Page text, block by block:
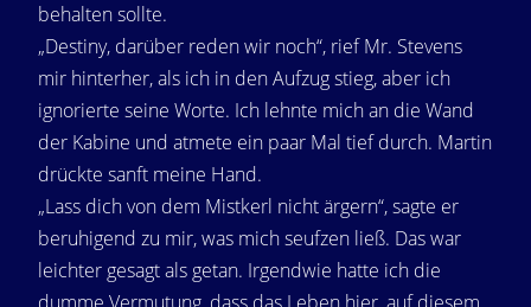
behalten sollte.
„Destiny, darüber reden wir noch“, rief Mr. Stevens
mir hinterher, als ich in den Aufzug stieg, aber ich
ignorierte seine Worte. Ich lehnte mich an die Wand
der Kabine und atmete ein paar Mal tief durch. Martin
drückte sanft meine Hand.
„Lass dich von dem Mistkerl nicht ärgern“, sagte er
beruhigend zu mir, was mich seufzen ließ. Das war
leichter gesagt als getan. Irgendwie hatte ich die